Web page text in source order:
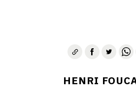
HENRI